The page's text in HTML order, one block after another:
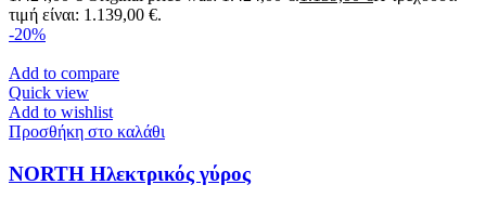
τιμή είναι: 1.139,00 €.
-20%
Add to compare
Quick view
Add to wishlist
Προσθήκη στο καλάθι
NORTH Ηλεκτρικός γύρος